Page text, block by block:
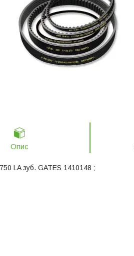
Опис
LA зуб. GATES 1410148 ;